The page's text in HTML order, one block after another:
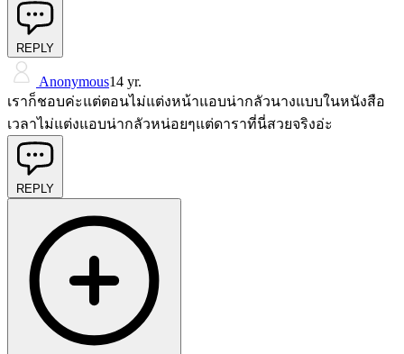
REPLY
Anonymous14 yr.
เราก็ชอบค่ะแต่ตอนไม่แต่งหน้าแอบน่ากลัวนางแบบในหนังสือ
เวลาไม่แต่งแอบน่ากลัวหน่อยๆแต่ดาราที่นี่สวยจริงอ่ะ
REPLY